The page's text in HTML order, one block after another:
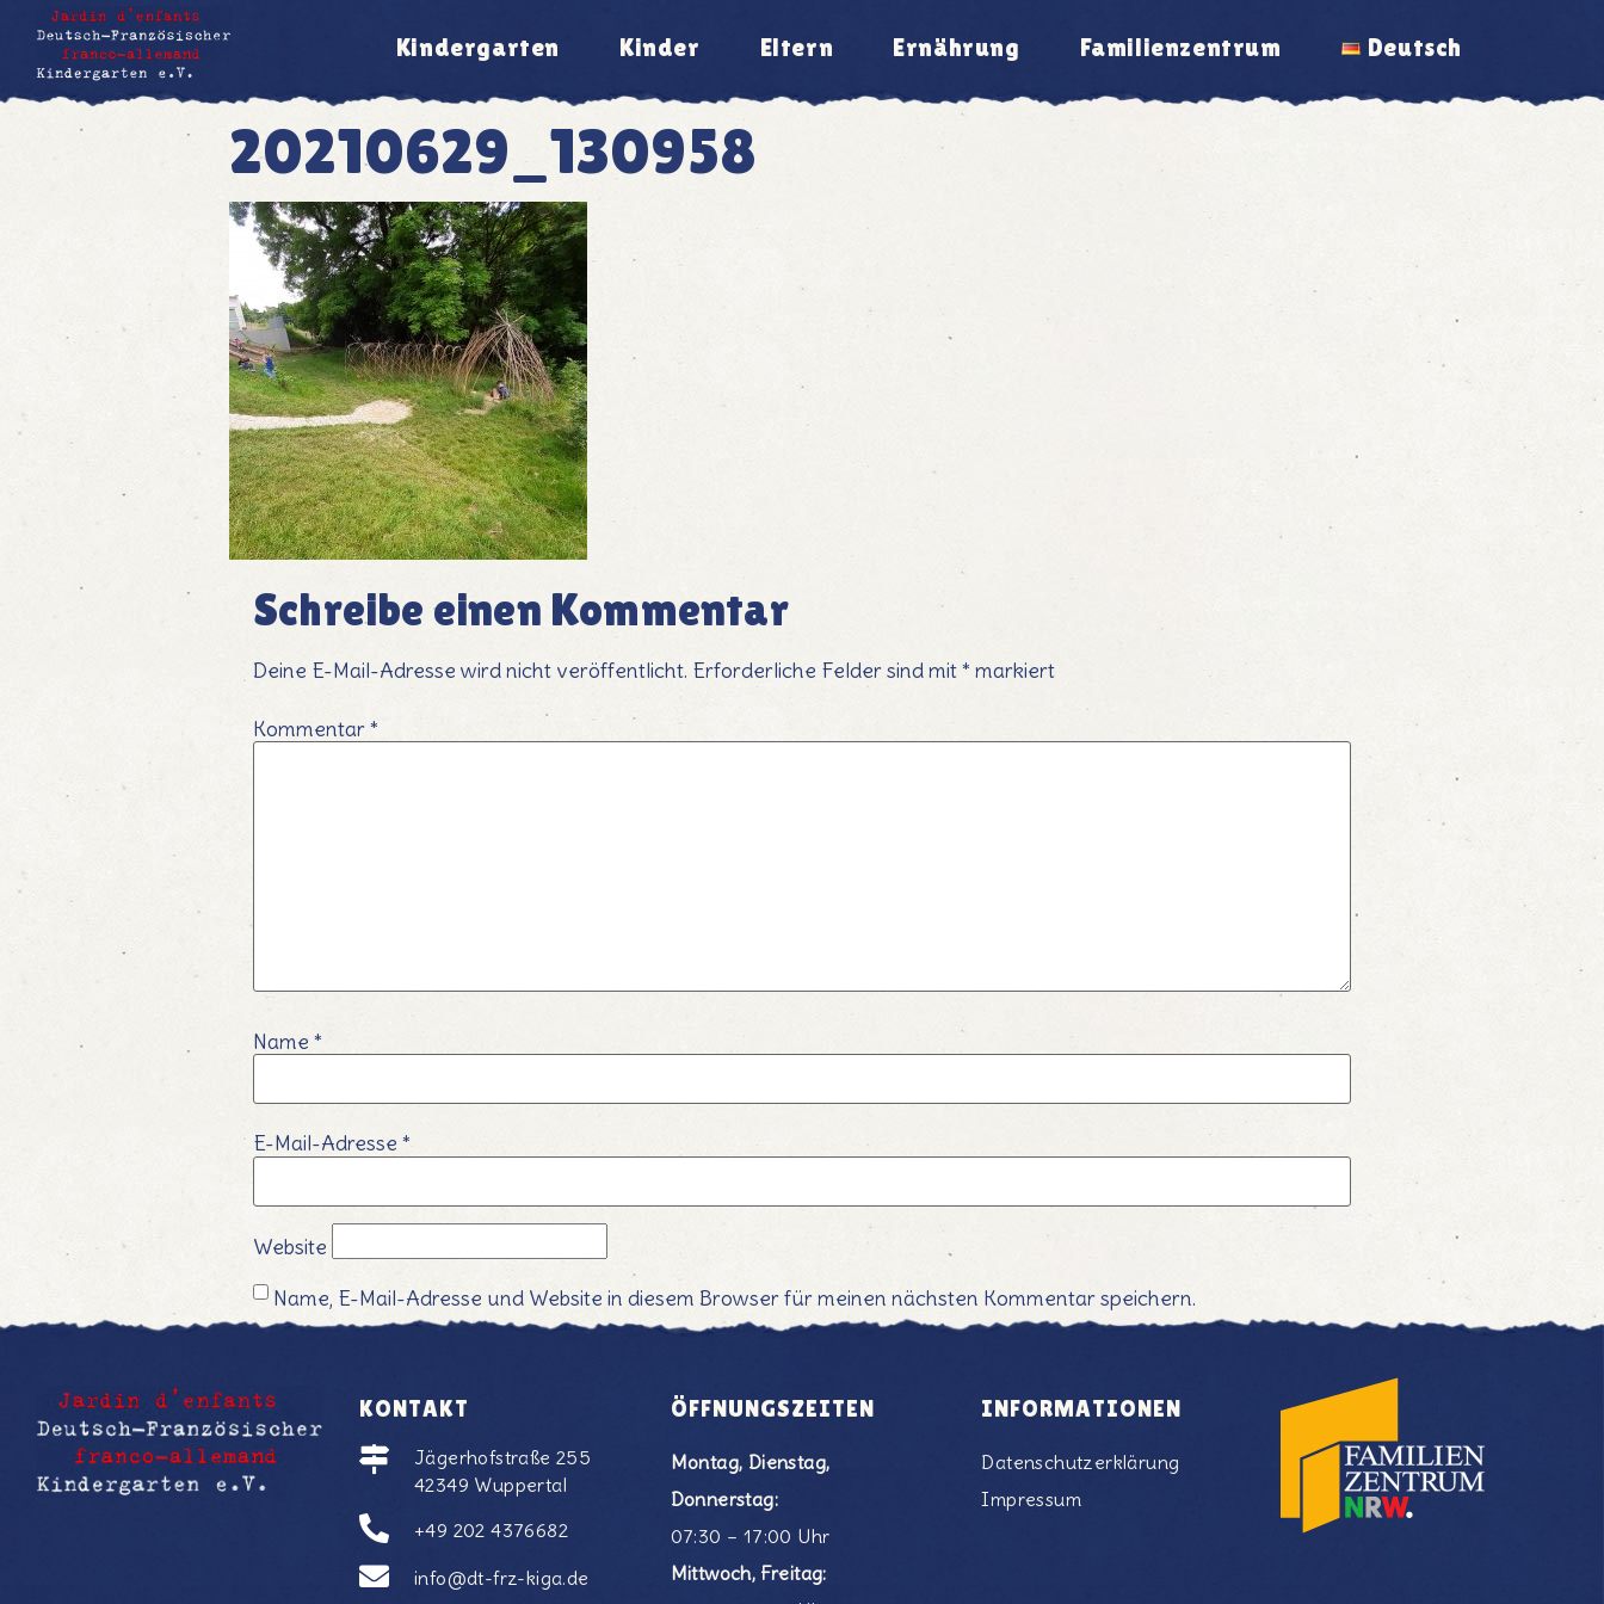
Kindergarten Kinder Eltern Ernährung Familienzentrum Deutsch
20210629_130958
Schreibe einen Kommentar
Deine E-Mail-Adresse wird nicht veröffentlicht. Erforderliche Felder sind mit* markiert
Kommentar*
Name *
E-Mail-Adresse *
Website
Name, E-Mail-Adresse und Website in diesem Browser für meinen nächsten Kommentar speichern.
KONTAKT
Jägerhofstraße 255
42349 Wuppertal
+49 202 4376682
info@dt-frz-kiga.de
ÖFFNUNGSZEITEN
Montag, Dienstag,
Donnerstag:
07:30 – 17:00 Uhr
Mittwoch, Freitag:
INFORMATIONEN
Datenschutzerklärung
Impressum